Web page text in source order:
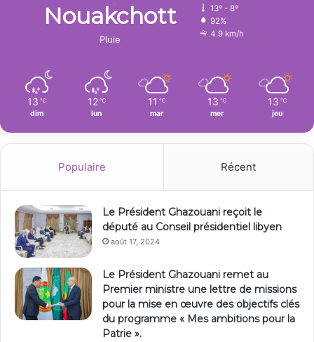
Nouakchott
Pluie
13º - 8º
92%
4.9 km/h
13 ℃
dim
12 ℃
lun
11 ℃
mar
13 ℃
mer
13 ℃
jeu
Populaire Récent
Le Président Ghazouani reçoit le
député au Conseil présidentiel libyen
août 17, 2024
Le Président Ghazouani remet au
Premier ministre une lettre de missions
pour la mise en œuvre des objectifs clés
du programme « Mes ambitions pour la
Patrie ».